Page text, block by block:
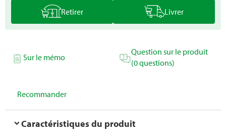
Retirer Livrer
Sur le mémo
Question sur le produit
(0 questions)
Recommander
Caractéristiques du produit